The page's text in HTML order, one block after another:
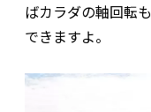
ばカラダの軸回転
できますよ。